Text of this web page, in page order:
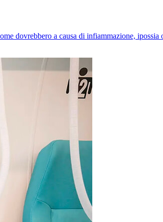
dovrebbero a causa di infiammazione, ipossia